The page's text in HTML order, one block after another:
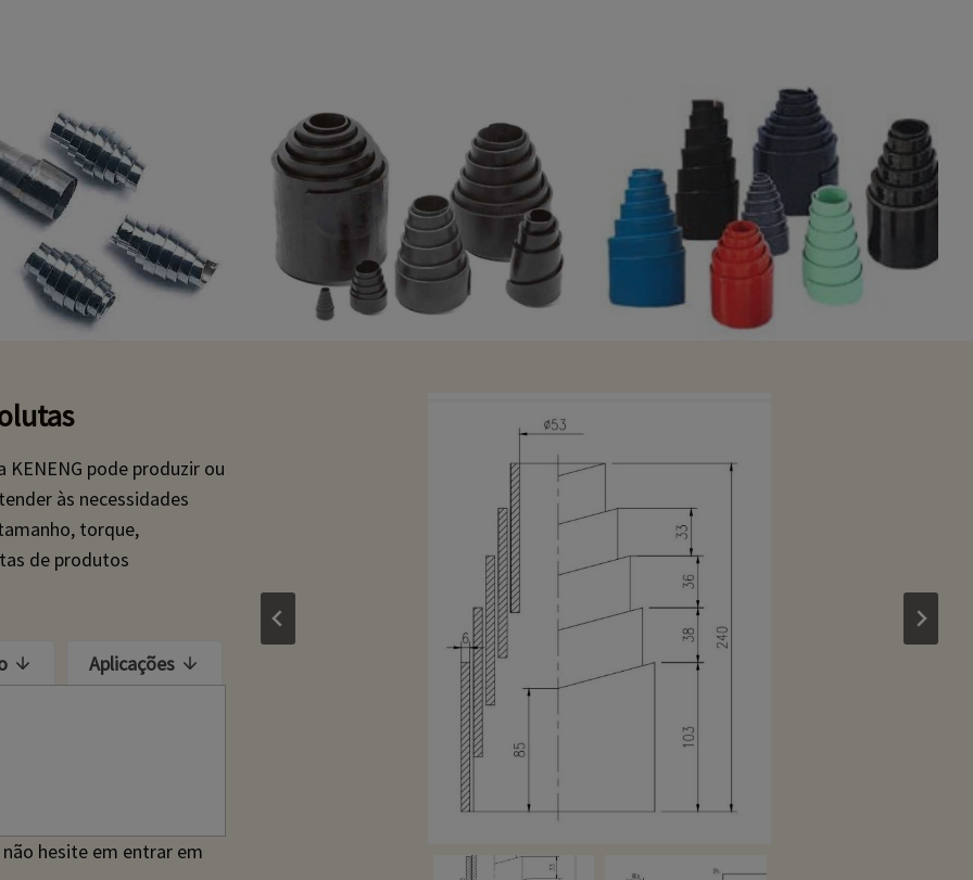
pode produzir ou
às necessidades
torque,
de produtos
Aplicações
hesite em entrar em